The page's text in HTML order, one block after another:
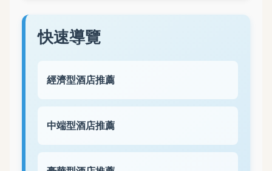
快速導覽
經濟型酒店推薦
中端型酒店推薦